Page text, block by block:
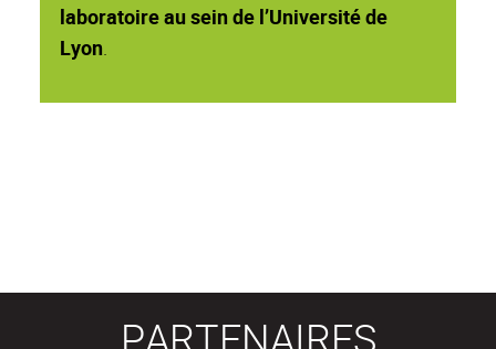
laboratoire au sein de l’Université de
Lyon.
PARTENAIRES